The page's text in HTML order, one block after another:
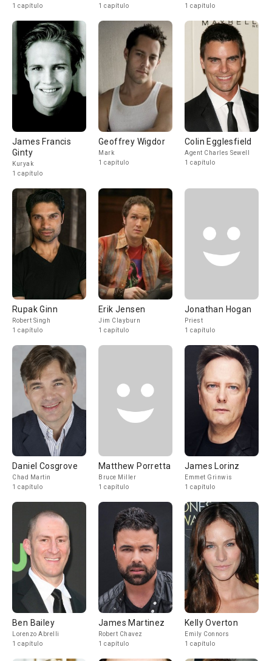
1 capítulo
1 capítulo
1 capítulo
James Francis
Ginty
Kuryak
1 capítulo
Geoffrey Wigdor
Mark
1 capítulo
Colin Egglesfield
Agent Charles Sewell
1 capítulo
Rupak Ginn
Robert Singh
1 capítulo
Erik Jensen
Jim Clayburn
1 capítulo
Jonathan Hogan
Priest
1 capítulo
Daniel Cosgrove
Chad Martin
1 capítulo
Matthew Porretta
Bruce Miller
1 capítulo
James Lorinz
Emmet Grinwis
1 capítulo
Ben Bailey
Lorenzo Abrelli
1 capítulo
James Martinez
Robert Chavez
1 capítulo
Kelly Overton
Emily Connors
1 capítulo